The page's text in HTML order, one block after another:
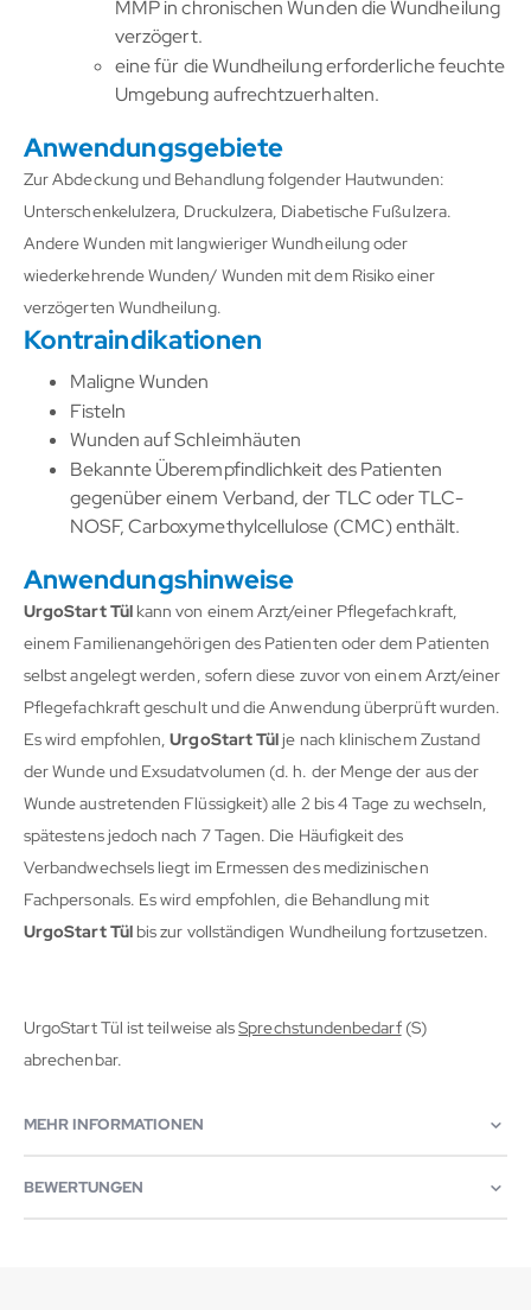
MMP in chronischen Wunden die Wundheilung
verzögert.
eine für die Wundheilung erforderliche feuchte
Umgebung aufrechtzuerhalten.
Anwendungsgebiete
Zur Abdeckung und Behandlung folgender Hautwunden:
Unterschenkelulzera, Druckulzera, Diabetische Fußulzera.
Andere Wunden mit langwieriger Wundheilung oder
wiederkehrende Wunden/ Wunden mit dem Risiko einer
verzögerten Wundheilung.
Kontraindikationen
Maligne Wunden
Fisteln
Wunden auf Schleimhäuten
Bekannte Überempfindlichkeit des Patienten
gegenüber einem Verband, der TLC oder TLC-
NOSF, Carboxymethylcellulose (CMC) enthält.
Anwendungshinweise
UrgoStart Tülkann von einem Arzt/einer Pflegefachkraft,
einem Familienangehörigen des Patienten oder dem Patienten
selbst angelegt werden, sofern diese zuvor von einem Arzt/einer
Pflegefachkraft geschult und die Anwendung überprüft wurden.
Es wird empfohlen,UrgoStart Tül je nach klinischem Zustand
der Wunde und Exsudatvolumen (d. h. der Menge der aus der
Wunde austretenden Flüssigkeit) alle 2 bis 4 Tage zu wechseln,
spätestens jedoch nach 7 Tagen. Die Häufigkeit des
Verbandwechsels liegt im Ermessen des medizinischen
Fachpersonals. Es wird empfohlen, die Behandlung mit
UrgoStart Tülbis zur vollständigen Wundheilung fortzusetzen.
UrgoStart Tül ist teilweise alsSprechstundenbedarf(S)
abrechenbar.
MEHR INFORMATIONEN
BEWERTUNGEN